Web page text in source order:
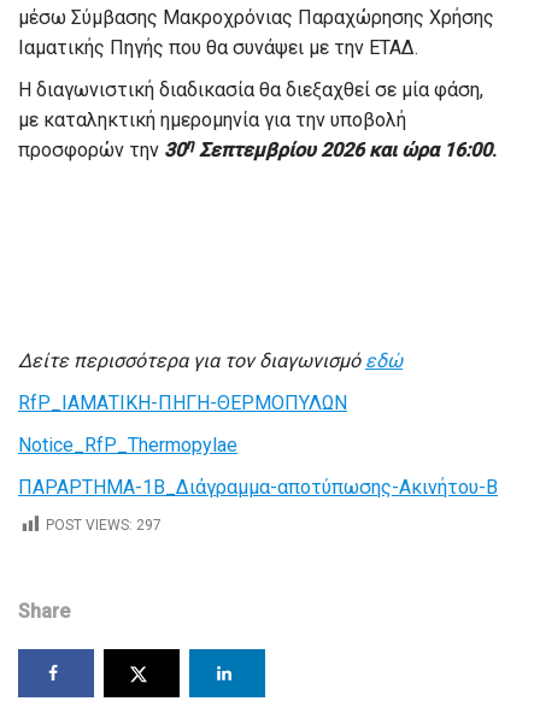
μέσω Σύμβασης Μακροχρόνιας Παραχώρησης Χρήσης
Ιαματικής Πηγής που θα συνάψει με την ΕΤΑΔ.
Η διαγωνιστική διαδικασία θα διεξαχθεί σε μία φάση,
με καταληκτική ημερομηνία για την υποβολή
προσφορών την 30ηΣεπτεμβρίου 2026 και ώρα 16:00.
Δείτε περισσότερα για τον διαγωνισμό εδώ
RfP_ΙΑΜΑΤΙΚΗ-ΠΗΓΗ-ΘΕΡΜΟΠΥΛΩΝ
Notice_RfP_Thermopylae
ΠΑΡΑΡΤΗΜΑ-1Β_Διάγραμμα-αποτύπωσης-Ακινήτου-Β
POST VIEWS: 297
Share